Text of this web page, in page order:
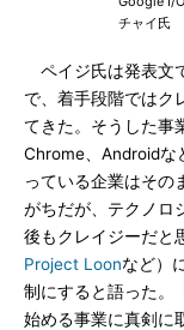
チャイ氏
ペイジ氏は発表文
で、着手段階ではク
てきた。そうした事
Chrome、Androidな
っている企業はその
がちだが、テクノロ
後もクレイジーだと
Project Loonなど）
制にすると語った。
始める事業に真剣に